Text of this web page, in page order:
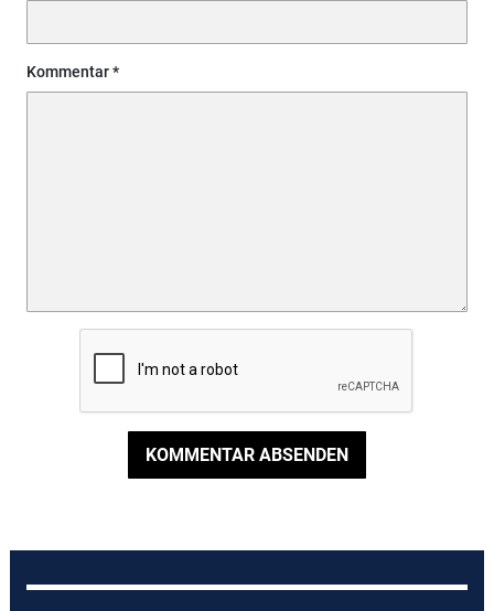
Kommentar
KOMMENTAR ABSENDEN